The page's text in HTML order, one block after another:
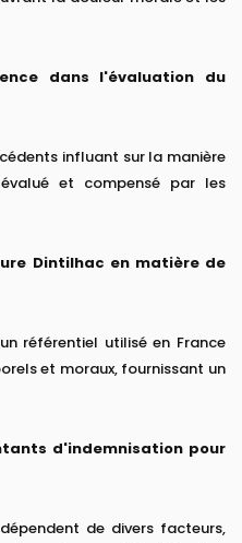
dans l'évaluation du
influant sur la manière
et compensé par les
Dintilhac en matière de
référentiel utilisé en France
et moraux, fournissant un
d'indemnisation pour
de divers facteurs,